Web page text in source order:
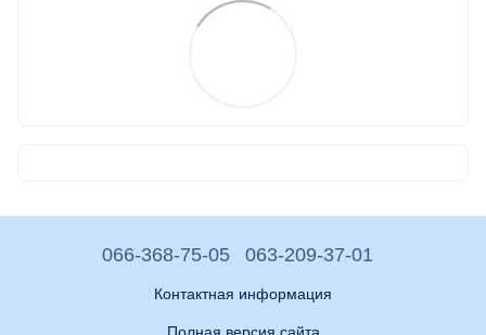
066-368-75-05 063-209-37-01
Контактная информация
Полная версия сайта